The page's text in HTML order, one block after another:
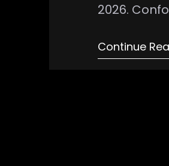
2026.
Continue